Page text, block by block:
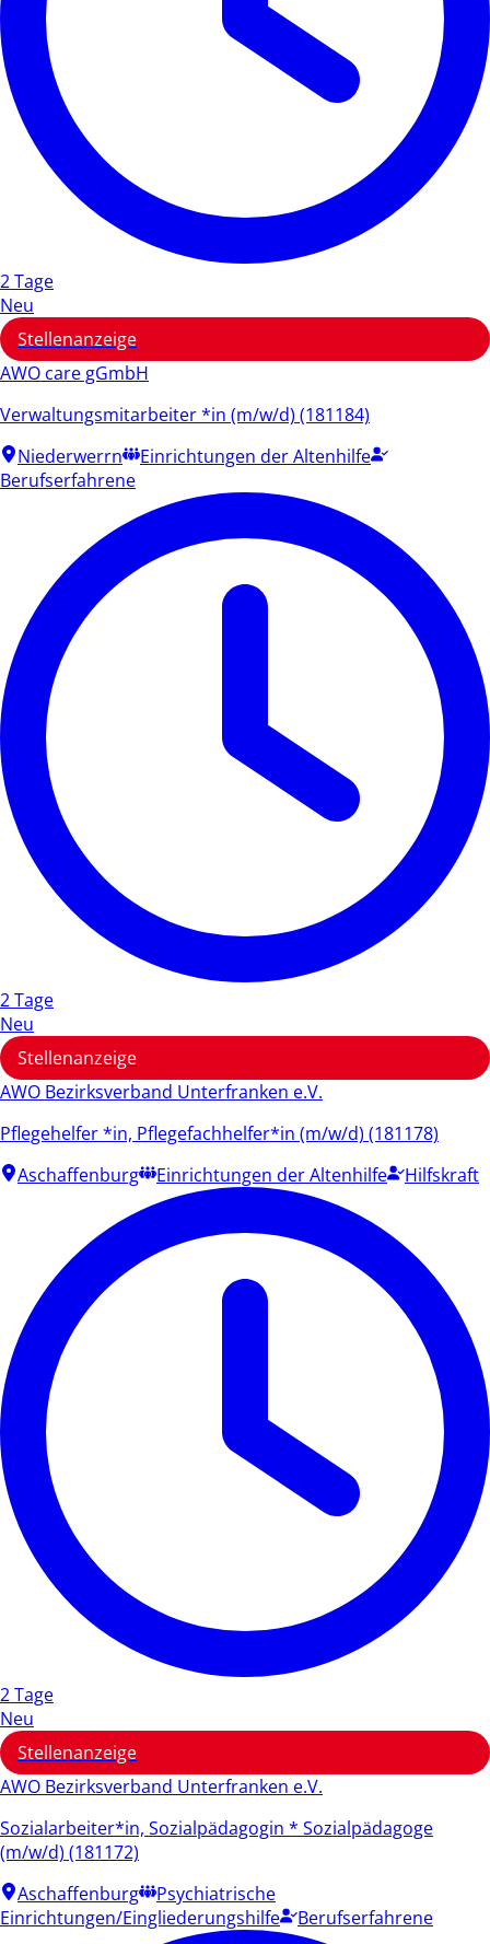
2 Tage
Neu
Stellenanzeige
AWO care gGmbH
Verwaltungsmitarbeiter *in (m/w/d) (181184)
Niederwerrn
Einrichtungen der Altenhilfe
Berufserfahrene
2 Tage
Neu
Stellenanzeige
AWO Bezirksverband Unterfranken e.V.
Pflegehelfer *in, Pflegefachhelfer*in (m/w/d) (181178)
Aschaffenburg
Einrichtungen der Altenhilfe Hilfskraft
2 Tage
Neu
Stellenanzeige
AWO Bezirksverband Unterfranken e.V.
Sozialarbeiter*in, Sozialpädagogin * Sozialpädagoge
(m/w/d) (181172)
Aschaffenburg
Psychiatrische
Einrichtungen/Eingliederungshilfe
Berufserfahrene